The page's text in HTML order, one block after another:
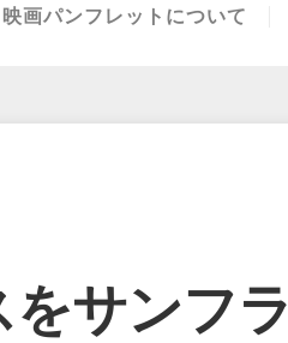
画パンフレットについて
をサンフラ